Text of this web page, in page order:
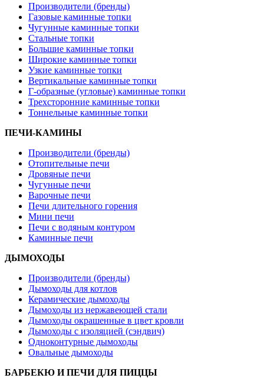
Производители (бренды)
Газовые каминные топки
Чугунные каминные топки
Стальные топки
Большие каминные топки
Широкие каминные топки
Узкие каминные топки
Вертикальные каминные топки
Г-образные (угловые) каминные топки
Трехсторонние каминные топки
Тоннельные каминные топки
ПЕЧИ-КАМИНЫ
Производители (бренды)
Отопительные печи
Дровяные печи
Чугунные печи
Варочные печи
Печи длительного горения
Мини печи
Печи с водяным контуром
Каминные печи
ДЫМОХОДЫ
Производители (бренды)
Дымоходы для котлов
Керамические дымоходы
Дымоходы из нержавеющей стали
Дымоходы окрашенные в цвет кровли
Дымоходы с изоляцией (сэндвич)
Одноконтурные дымоходы
Овальные дымоходы
БАРБЕКЮ И ПЕЧИ ДЛЯ ПИЦЦЫ